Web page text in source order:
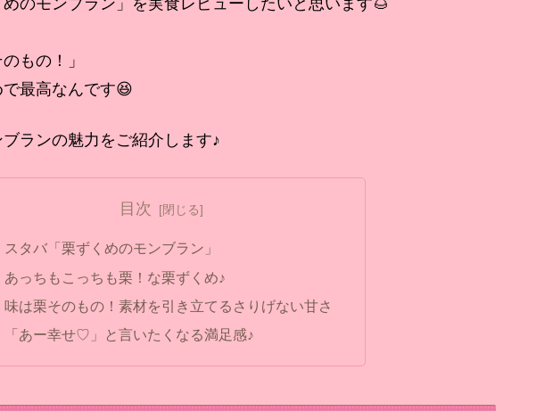
のモンブラン」を実食レビューしたいと思います🌰
もの！」
で最高なんです😆
ランの魅力をご紹介します♪
目次
スタバ「栗ずくめのモンブラン」
あっちもこっちも栗！な栗ずくめ♪
味は栗そのもの！素材を引き立てるさりげない甘さ
「あー幸せ♡」と言いたくなる満足感♪